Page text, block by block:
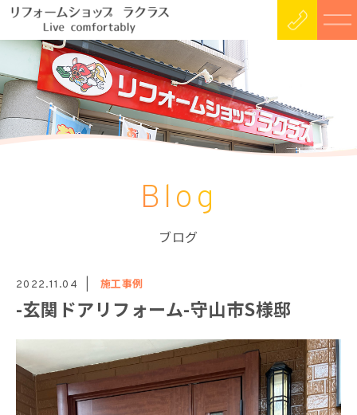
Blog
ブログ
2022.11.04 施工事例
-玄関ドアリフォーム-守山市S様邸